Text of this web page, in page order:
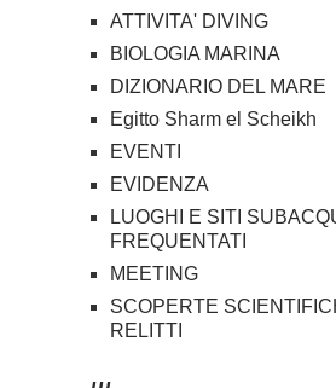
ATTIVITA' DIVING
BIOLOGIA MARINA
DIZIONARIO DEL MARE
Egitto Sharm el Scheikh
EVENTI
EVIDENZA
LUOGHI E SITI
FREQUENTATI
MEETING
SCOPERTE
RELITTI